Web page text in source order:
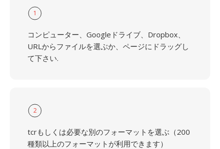
1
コンピューター、Googleドライブ、Dropbox、
URLからファイルを選ぶか、ページにドラッグし
て下さい.
2
tcrもしくは必要な別のフォーマットを選ぶ（200
種類以上のフォーマットが利用できます）